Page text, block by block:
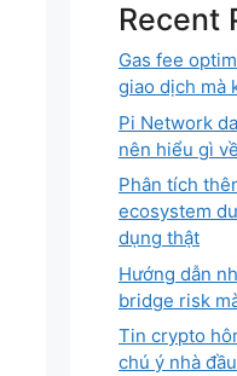
Recent
Gas fee
giao dịch mà
Pi Network
nên hiểu gì
Phân tích
ecosystem
dụng thật
Hướng dẫn
bridge risk
Tin crypto
chú ý nhà